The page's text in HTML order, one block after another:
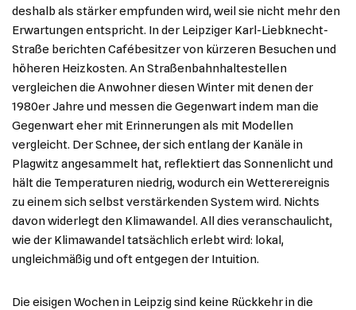
deshalb als stärker empfunden wird, weil sie nicht mehr den
Erwartungen entspricht. In der Leipziger Karl-Liebknecht-
Straße berichten Cafébesitzer von kürzeren Besuchen und
höheren Heizkosten. An Straßenbahnhaltestellen
vergleichen die Anwohner diesen Winter mit denen der
1980er Jahre und messen die Gegenwart indem man die
Gegenwart eher mit Erinnerungen als mit Modellen
vergleicht. Der Schnee, der sich entlang der Kanäle in
Plagwitz angesammelt hat, reflektiert das Sonnenlicht und
hält die Temperaturen niedrig, wodurch ein Wetterereignis
zu einem sich selbst verstärkenden System wird. Nichts
davon widerlegt den Klimawandel. All dies veranschaulicht,
wie der Klimawandel tatsächlich erlebt wird: lokal,
ungleichmäßig und oft entgegen der Intuition.
Die eisigen Wochen in Leipzig sind keine Rückkehr in die